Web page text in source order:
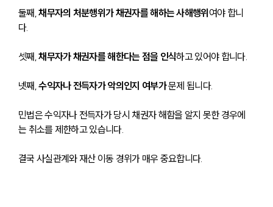
둘째, 채무자의 처분행위가 채권자를 해하는 사해행위여야 합니
다.
셋째, 채무자가 채권자를 해한다는 점을 인식하고 있어야 합니다.
넷째, 수익자나 전득자가 악의인지 여부가 문제 됩니다.
민법은 수익자나 전득자가 당시 채권자 해함을 알지 못한 경우에
는 취소를 제한하고 있습니다.
결국 사실관계와 재산 이동 경위가 매우 중요합니다.